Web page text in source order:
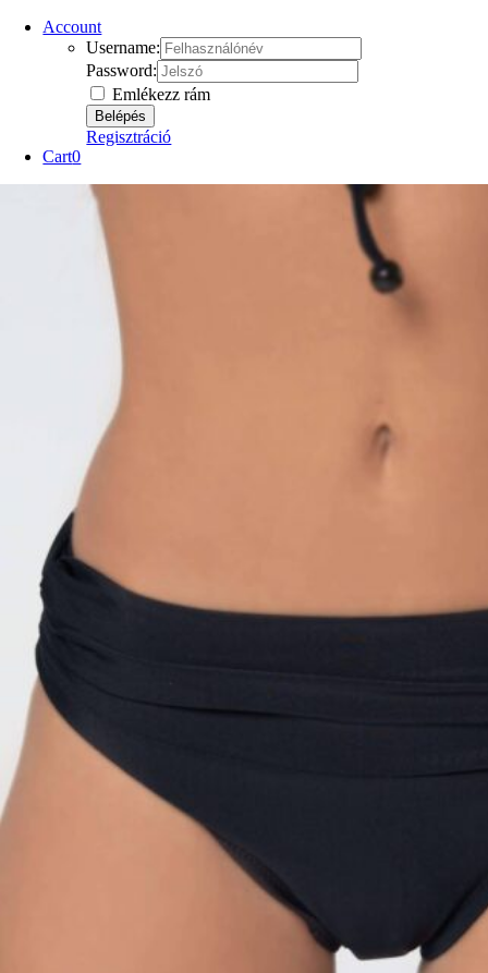
Account
Username:
Password:
Emlékezz rám
Regisztráció
Cart0